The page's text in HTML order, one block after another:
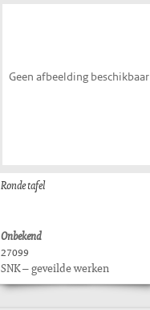
Geen afbeelding beschikbaar
Ronde tafel
Onbekend
27099
SNK – geveilde werken